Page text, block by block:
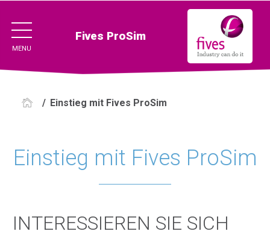
MENU
Fives ProSim
/ Einstieg mit Fives ProSim
Einstieg mit Fives ProSim
INTERESSIEREN SIE SICH